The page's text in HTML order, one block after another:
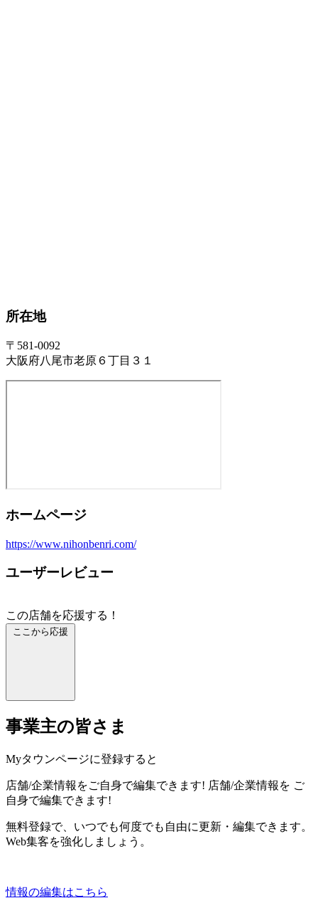
所在地
〒581-0092
大阪府八尾市老原６丁目３１
ホームページ
https://www.nihonbenri.com/
ユーザーレビュー
この店舗を応援する！
ここから応援
事業主の皆さま
Myタウンページに登録すると
店舗/企業情報をご自身で編集できます! 店舗/企業情報を ご
自身で編集できます!
無料登録で、いつでも何度でも自由に更新・編集できます。
Web集客を強化しましょう。
情報の編集はこちら